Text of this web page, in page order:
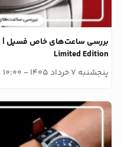
Limited Edition
پنجشنبه 7 خرداد 1405 - 10:00